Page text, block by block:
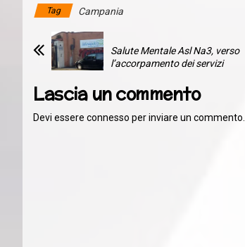
Tag Campania
Salute Mentale Asl Na3, verso
l’accorpamento dei servizi
Lascia un commento
Devi essere connesso per inviare un commento.